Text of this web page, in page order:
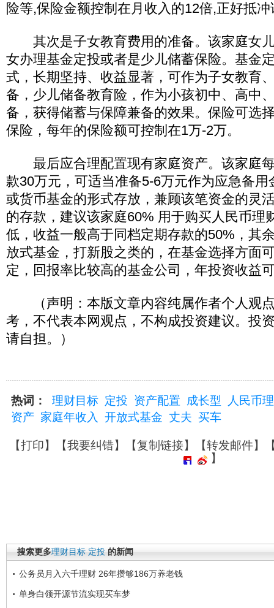
险等,保险金额控制在月收入的12倍,正好抵
其次是子女教育费用的准备。该家庭女
女办理基金定投或者是少儿储蓄保险。基金
式，长期坚持、收益显著，可作为子女教育
备，少儿储备教育险，作为小孩初中、高中
备，获得储蓄与保障兼备的效果。保险可选
保险，每年的保险额可控制在1万-2万。
最后应合理配置现有家庭资产。该家庭
款30万元，可适当准备5-6万元作为应急备
或货币基金的形式存放，兼顾该笔资金的灵
的存款，建议该家庭60% 用于购买人民币理
低，收益一般高于同档定期存款的50%，其
放式基金，打新股之类的，在基金选择方面
定，回报率比较高的基金公司，年投资收益
（声明：本版文章内容纯属作者个人观
考，不代表本网观点，不构成投资建议。投
请自担。）
热词： 理财目标 定投 资产配置 成长型
人民币
资产 家庭年收入 开放式基金 丈夫 买车
【打印】【我要纠错】【复制链接】【转发邮件】
】
搜索更多理财目标 定投 的新闻
公务员月入六千理财 26年攒够186万养老钱
单身白领开源节流实现买车梦